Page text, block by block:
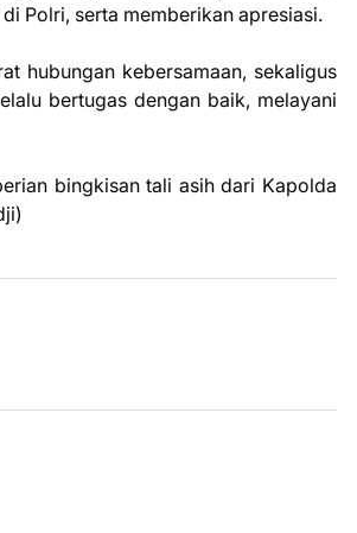
Polri, serta memberikan apresiasi.
hubungan kebersamaan, sekaligus
bertugas dengan baik, melayani
bingkisan tali asih dari Kapolda